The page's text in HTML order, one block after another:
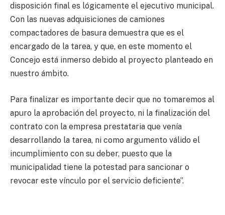
disposición final es lógicamente el ejecutivo municipal.
Con las nuevas adquisiciones de camiones
compactadores de basura demuestra que es el
encargado de la tarea, y que, en este momento el
Concejo está inmerso debido al proyecto planteado en
nuestro ámbito.
Para finalizar es importante decir que no tomaremos al
apuro la aprobación del proyecto, ni la finalización del
contrato con la empresa prestataria que venía
desarrollando la tarea, ni como argumento válido el
incumplimiento con su deber, puesto que la
municipalidad tiene la potestad para sancionar o
revocar este vínculo por el servicio deficiente”.